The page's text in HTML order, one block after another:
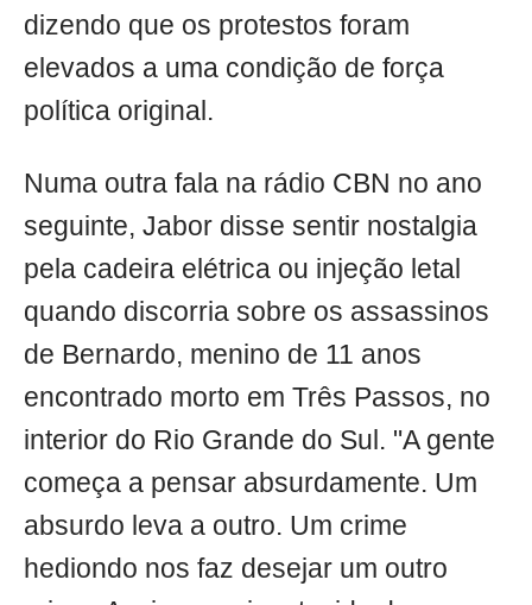
dizendo que os protestos foram
elevados a uma condição de força
política original.
Numa outra fala na rádio CBN no ano
seguinte, Jabor disse sentir nostalgia
pela cadeira elétrica ou injeção letal
quando discorria sobre os assassinos
de Bernardo, menino de 11 anos
encontrado morto em Três Passos, no
interior do Rio Grande do Sul. "A gente
começa a pensar absurdamente. Um
absurdo leva a outro. Um crime
hediondo nos faz desejar um outro